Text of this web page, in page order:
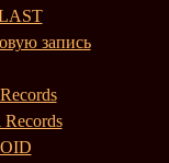
запись